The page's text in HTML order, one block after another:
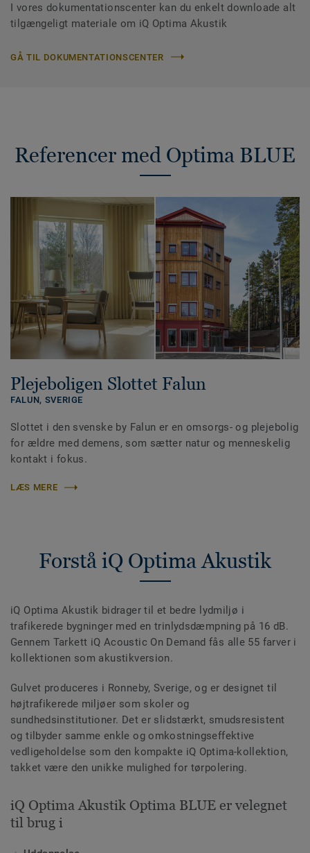
I vores dokumentationscenter kan du enkelt downloade alt
tilgængeligt materiale om iQ Optima Akustik
GÅ TIL DOKUMENTATIONSCENTER
Referencer med Optima BLUE
Plejeboligen Slottet Falun
FALUN, SVERIGE
Slottet i den svenske by Falun er en omsorgs- og plejebolig
for ældre med demens, som sætter natur og menneskelig
kontakt i fokus.
LÆS MERE
Forstå iQ Optima Akustik
iQ Optima Akustik bidrager til et bedre lydmiljø i
trafikerede bygninger med en trinlydsdæmpning på 16 dB.
Gennem Tarkett iQ Acoustic On Demand fås alle 55 farver i
kollektionen som akustikversion.
Gulvet produceres i Ronneby, Sverige, og er designet til
højtrafikerede miljøer som skoler og
sundhedsinstitutioner. Det er slidstærkt, smudsresistent
og tilbyder samme enkle og omkostningseffektive
vedligeholdelse som den kompakte iQ Optima-kollektion,
takket være den unikke mulighed for tørpolering.
iQ Optima Akustik Optima BLUE er velegnet
til brug i